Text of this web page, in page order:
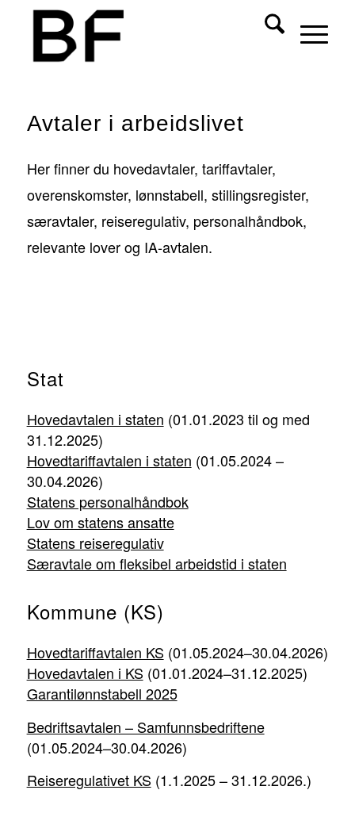
Avtaler i arbeidslivet
Her finner du hovedavtaler, tariffavtaler,
overenskomster, lønnstabell, stillingsregister,
særavtaler, reiseregulativ, personalhåndbok,
relevante lover og IA-avtalen.
Stat
Hovedavtalen i staten (01.01.2023 til og med
31.12.2025)
Hovedtariffavtalen i staten (01.05.2024 –
30.04.2026)
Statens personalhåndbok
Lov om statens ansatte
Statens reiseregulativ
Særavtale om fleksibel arbeidstid i staten
Kommune (KS)
Hovedtariffavtalen KS (01.05.2024–30.04.2026)
Hovedavtalen i KS (01.01.2024–31.12.2025)
Garantilønnstabell 2025
Bedriftsavtalen – Samfunnsbedriftene
(01.05.2024–30.04.2026)
Reiseregulativet KS (1.1.2025 – 31.12.2026.)